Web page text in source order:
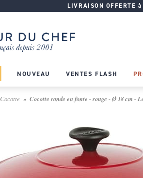
LIVRAISON OFFERTE
NOUVEAU VENTES FLASH
Cocotte Cocotte ronde en fonte - rouge - Ø 18 cm -